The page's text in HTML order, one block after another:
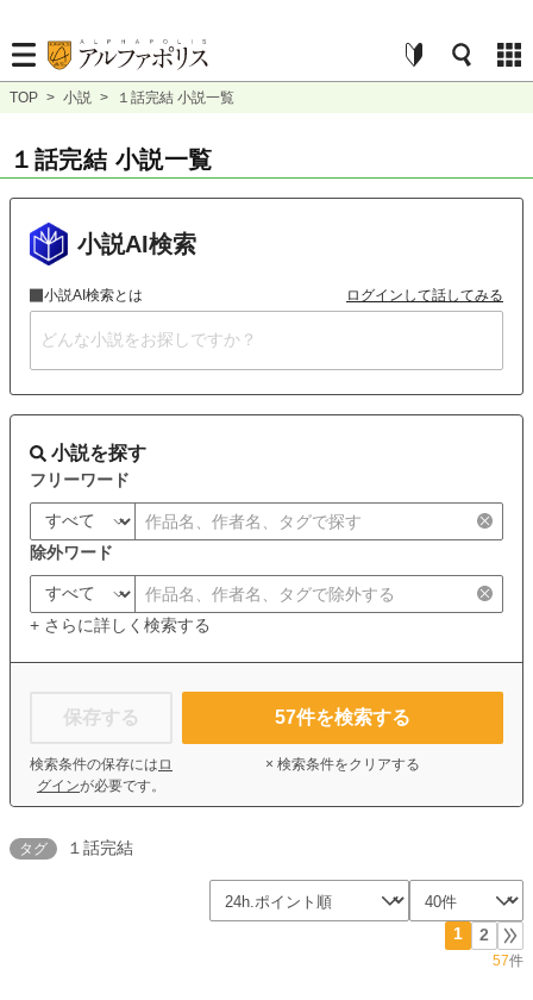
TOP > 小説 > １話完結 小説一覧
１話完結 小説一覧
小説AI検索
小説AI検索とは ログインして話してみる
小説を探す
フリーワード
除外ワード
+ さらに詳しく検索する
保存する
検索条件の保存には ロ
グインが必要です。
57件を検索する
× 検索条件をクリアする
タグ １話完結
1 2
57件